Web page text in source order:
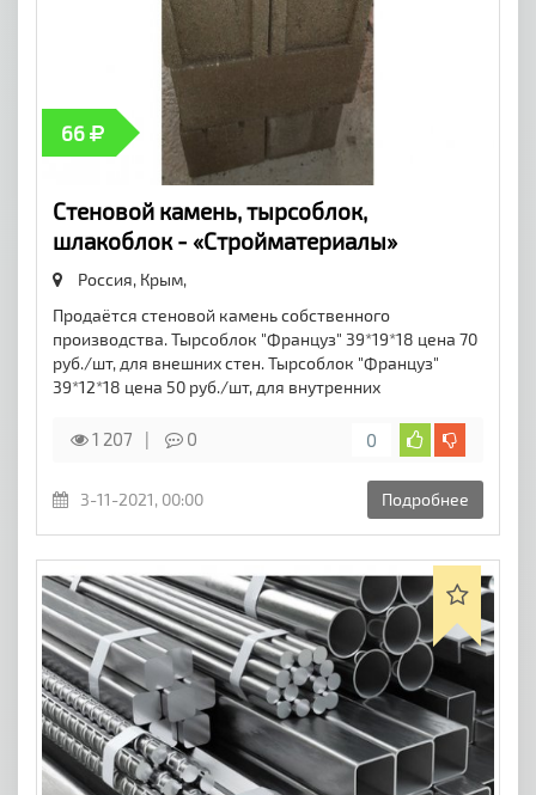
66
Стеновой камень, тырсоблок,
шлакоблок - «Стройматериалы»
Россия, Крым,
Продаётся стеновой камень собственного
производства. Тырсоблок "Француз" 39*19*18 цена 70
руб./шт, для внешних стен. Тырсоблок "Француз"
39*12*18 цена 50 руб./шт, для внутренних
1 207 0 0
3-11-2021, 00:00 Подробнее